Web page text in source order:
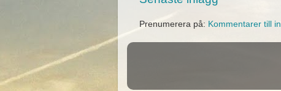
Prenumerera på: Kommentarer till